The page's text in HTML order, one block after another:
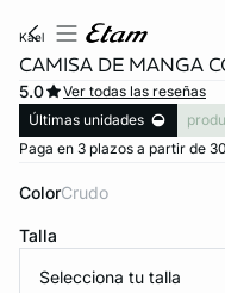
kael
CAMISA DE MANGA
5.0
Ver todas las reseñas
Últimas unidades
Paga en 3 plazos a partir de
Color crudo
Talla
Selecciona tu talla